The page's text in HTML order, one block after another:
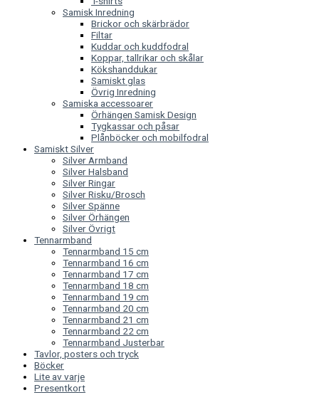
Samisk Inredning
Brickor och skärbrädor
Filtar
Kuddar och kuddfodral
Koppar, tallrikar och skålar
Kökshanddukar
Samiskt glas
Övrig Inredning
Samiska accessoarer
Örhängen Samisk Design
Tygkassar och påsar
Plånböcker och mobilfodral
Samiskt Silver
Silver Armband
Silver Halsband
Silver Ringar
Silver Risku/Brosch
Silver Spänne
Silver Örhängen
Silver Övrigt
Tennarmband
Tennarmband 15 cm
Tennarmband 16 cm
Tennarmband 17 cm
Tennarmband 18 cm
Tennarmband 19 cm
Tennarmband 20 cm
Tennarmband 21 cm
Tennarmband 22 cm
Tennarmband Justerbar
Tavlor, posters och tryck
Böcker
Lite av varje
Presentkort